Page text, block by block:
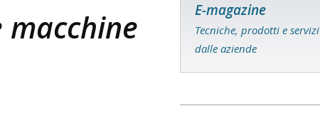
E-magazine
Tecniche, prodotti e servizi
dalle aziende